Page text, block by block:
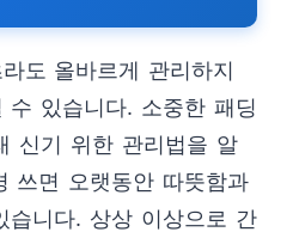
도 올바르게 관리하지
수 있습니다. 소중한 패딩
신기 위한 관리법을 알
쓰면 오랫동안 따뜻함과
습니다. 상상 이상으로 간